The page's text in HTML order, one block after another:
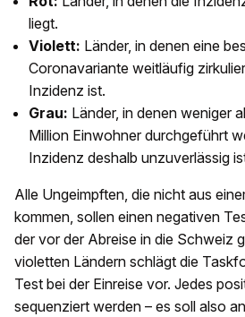
liegt.
Violett: Länder, in denen eine
Coronavariante weitläufig
Inzidenz ist.
Grau: Länder, in denen weniger
Million Einwohner durchgeführt
Inzidenz deshalb unzuverlässig
Alle Ungeimpften, die nicht aus
kommen, sollen einen negativen
der vor der Abreise in die Schweiz
violetten Ländern schlägt die
Test bei der Einreise vor. Jedes
sequenziert werden – es soll also